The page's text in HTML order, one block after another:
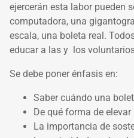
ejercerán esta labor pueden
computadora, una
escala, una boleta real.
educar a las y los
Se debe poner énfasis en:
Saber cuándo una
De qué forma de
La importancia de